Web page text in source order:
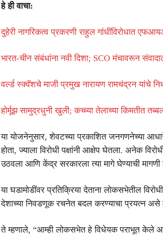
हे ही वाचा:
दुहेरी नागरिकत्व प्रकरणी राहुल गांधींविरोधात
भारत-चीन संबंधांना नवी दिशा; SCO मंचावरून
वर्ल्ड स्क्वॅशचे माजी प्रमुख नारायण रामचंद्रन यांचे
होर्मूझ सामुद्रधुनी खुली; कच्च्या तेलाच्या किमतीत
या योजनेनुसार, शेवटच्या प्रकाशित जनगणनेच्या
होता, ज्याला विरोधी पक्षांनी आक्षेप घेतला. अनेक
उठवला आणि केंद्र सरकारला त्या मागे घेण्याची
या घडामोडींवर प्रतिक्रिया देताना लोकसभेतील
देशाच्या निवडणूक रचनेत बदल करण्याचा प्रयत्न असे
ते म्हणाले, “आम्ही लोकसभेत हे विधेयक पराभूत केले